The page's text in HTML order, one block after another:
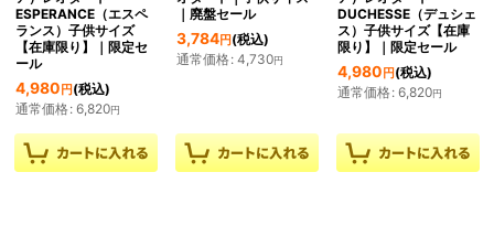
ESPERANCE（エスペ
ランス）子供サイズ
【在庫限り】｜限定セ
ール
4,980 円 (税込)
通常価格: 6,820円
｜廃盤セール
3,784円(税込)
通常価格: 4,730円
DUCHESSE（デュシェ
ス）子供サイズ【在庫
限り】｜限定セール
4,980 円(税込)
通常価格: 6,820円